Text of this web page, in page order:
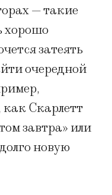
— такие
хорошо
затеять
очередной
как Скарлетт
завтра» или
новую